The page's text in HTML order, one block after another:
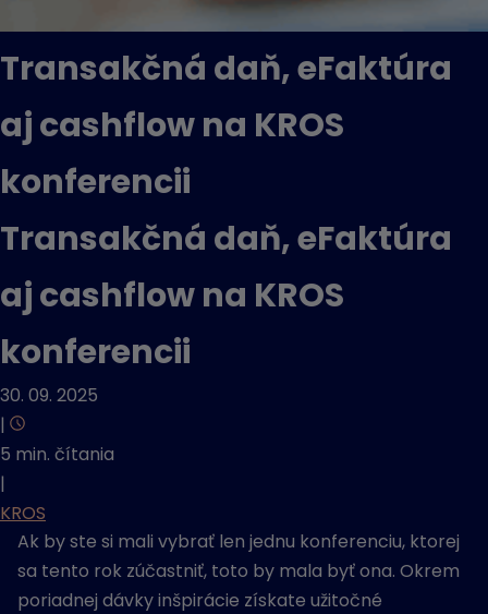
Transakčná daň, eFaktúra
aj cashflow na KROS
konferencii
Transakčná daň, eFaktúra
aj cashflow na KROS
konferencii
30. 09. 2025
|
5 min. čítania
|
KROS
Ak by ste si mali vybrať len jednu konferenciu, ktorej
sa tento rok zúčastniť, toto by mala byť ona. Okrem
poriadnej dávky inšpirácie získate užitočné